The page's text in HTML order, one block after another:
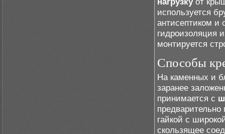
используется
антисептиком и
гидроизоляция
монтируется
Способы
На каменных и
заранее
принимается с
предварительно
гайкой с
скользящее